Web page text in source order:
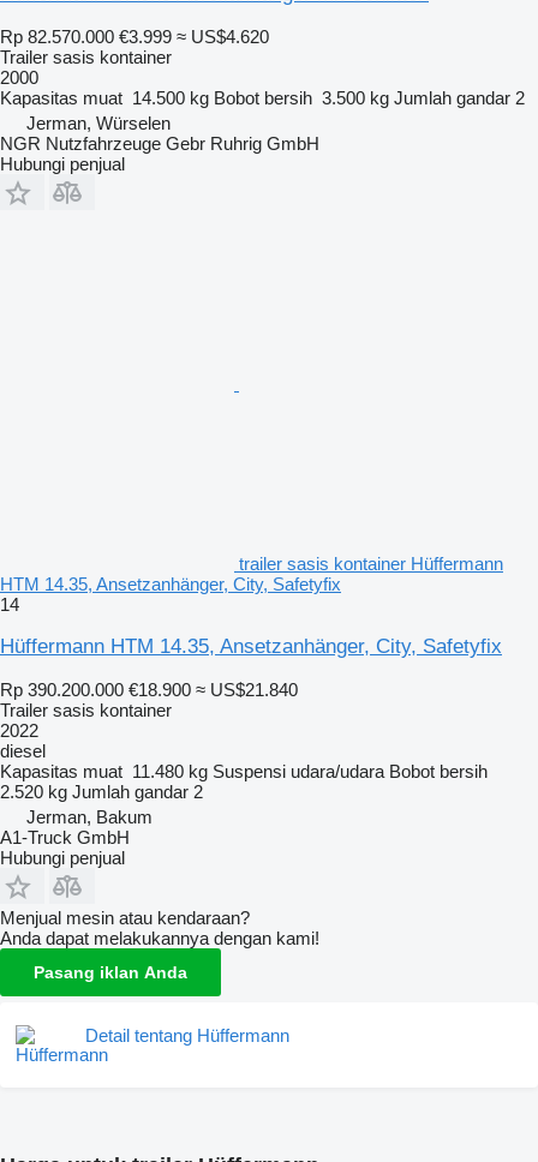
Rp 82.570.000 €3.999 ≈ US$4.620
Trailer sasis kontainer
2000
Kapasitas muat 14.500 kg Bobot bersih 3.500 kg Jumlah gandar 2
Jerman, Würselen
NGR Nutzfahrzeuge Gebr Ruhrig GmbH
Hubungi penjual
trailer sasis kontainer Hüffermann
HTM 14.35, Ansetzanhänger, City, Safetyfix
14
Hüffermann HTM 14.35, Ansetzanhänger, City, Safetyfix
Rp 390.200.000 €18.900 ≈ US$21.840
Trailer sasis kontainer
2022
diesel
Kapasitas muat 11.480 kg Suspensi udara/udara Bobot bersih
2.520 kg Jumlah gandar 2
Jerman, Bakum
A1-Truck GmbH
Hubungi penjual
Menjual mesin atau kendaraan?
Anda dapat melakukannya dengan kami!
Pasang iklan Anda
Detail tentang Hüffermann